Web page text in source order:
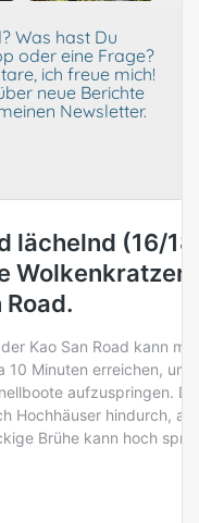
Was hast Du
oder eine Frage?
ich freue mich!
neue Berichte
Newsletter.